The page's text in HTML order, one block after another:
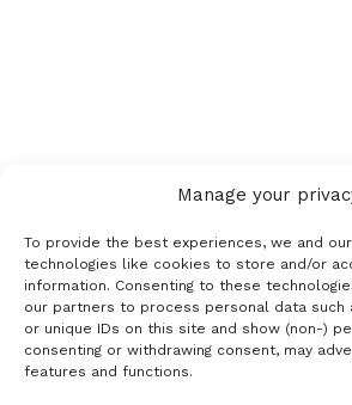
Manage your
To provide the best experiences, we and
technologies like cookies to store and/or
information. Consenting to these
our partners to process personal data such
or unique IDs on this site and show (non-)
consenting or withdrawing consent, may
features and functions.